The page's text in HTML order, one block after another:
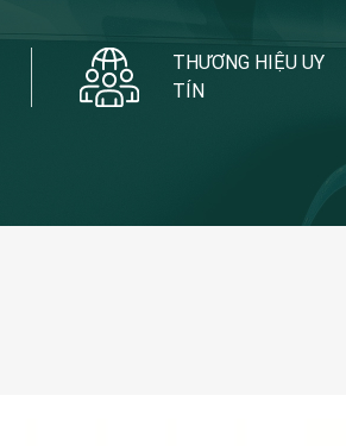
THƯƠNG HIỆU UY
TÍN